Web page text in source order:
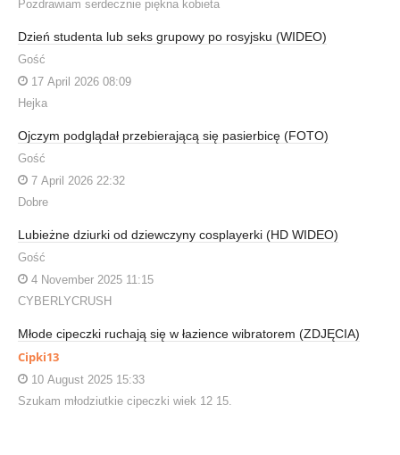
Pozdrawiam serdecznie piękna kobieta
Dzień studenta lub seks grupowy po rosyjsku (WIDEO)
Gość
17 April 2026 08:09
Hejka
Ojczym podglądał przebierającą się pasierbicę (FOTO)
Gość
7 April 2026 22:32
Dobre
Lubieżne dziurki od dziewczyny cosplayerki (HD WIDEO)
Gość
4 November 2025 11:15
CYBERLYCRUSH
Młode cipeczki ruchają się w łazience wibratorem (ZDJĘCIA)
Cipki13
10 August 2025 15:33
Szukam młodziutkie cipeczki wiek 12 15.